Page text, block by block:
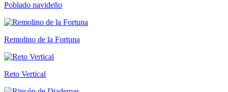
Poblado navideño
Remolino de la Fortuna
Reto Vertical